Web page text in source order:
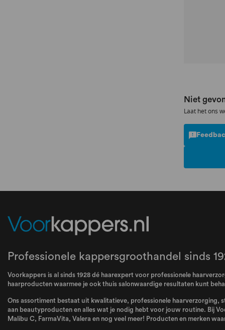
Niet
Laat het ons
Professionele kappersgroothandel sinds
Voorkappers is al sinds 1928 dé haarexpert voor professionele
haarproducten waarmee je ook thuis salonwaardige resultaten kunt
Ons assortiment bestaat uit kwalitatieve, professionele haarverzorging,
aan beautyproducten en alles wat je nodig hebt voor jouw routine. Bij
Malibu C, FarmaVita, Valera en nog veel meer! Producten en merken